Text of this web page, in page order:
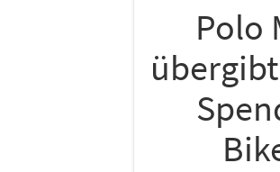
Polo